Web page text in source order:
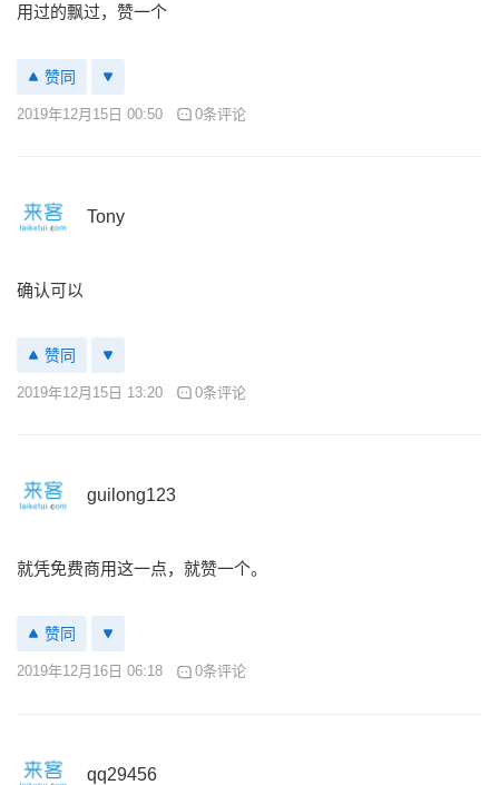
用过的飘过，赞一个
赞同
2019年12月15日 00:50 0条评论
Tony
确认可以
赞同
2019年12月15日 13:20 0条评论
guilong123
就凭免费商用这一点，就赞一个。
赞同
2019年12月16日 06:18 0条评论
qq29456